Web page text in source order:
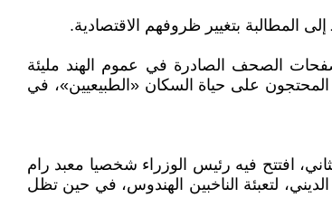
المطالبة بتغيير ظروفهم الاقتصادية.
صفحات الصحف الصادرة في عموم الهند مليئة
على حياة السكان «الطبيعيين»، في
كبيرًا في كانون الثاني، افتتح فيه رئيس الوزراء شخصيا معبد رام
الهندوس في عام 1992. والهدف هو تعميق الاستقطاب الديني، لتعبئة الناخبين الهندوس، في حين تظل